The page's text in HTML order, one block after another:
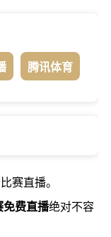
腾讯体育
赛直播。
免费直播绝对不容